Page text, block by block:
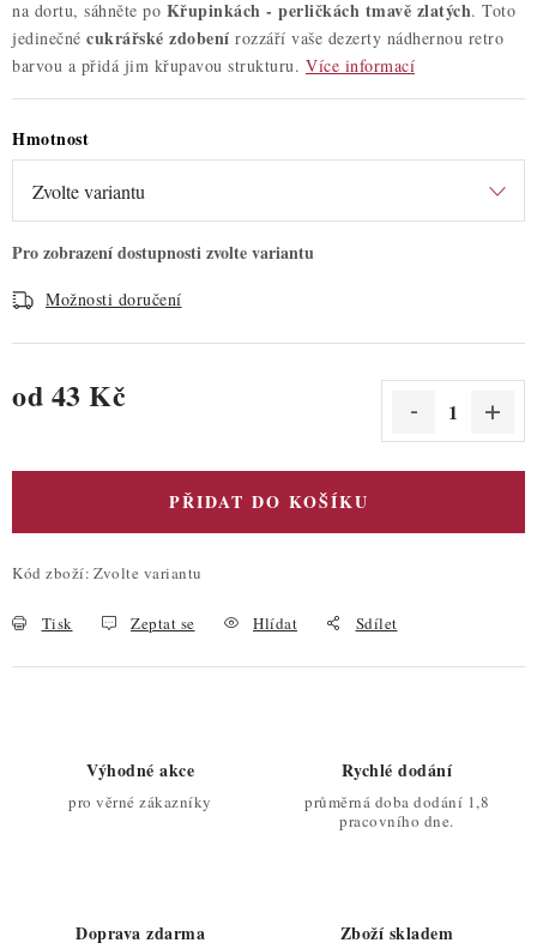
na dortu, sáhněte po Křupinkách - perličkách tmavě zlatých. Toto
jedinečné cukrářské zdobení rozzáří vaše dezerty nádhernou retro
barvou a přidá jim křupavou strukturu. Více informací
Hmotnost
Možnosti doručení
od 43 Kč
PŘIDAT DO KOŠÍKU
Kód zboží: Zvolte variantu
Tisk Zeptat se Hlídat Sdílet
Výhodné akce
pro věrné zákazníky
Rychlé dodání
průměrná doba dodání 1,8
pracovního dne.
Doprava zdarma Zboží skladem